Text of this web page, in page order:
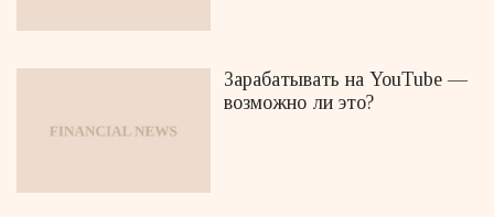
Зарабатывать на YouTube —
возможно ли это?